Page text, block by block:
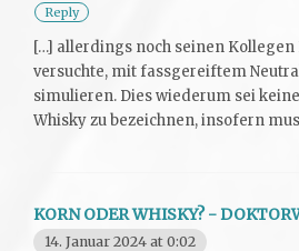
Reply
[…] allerdings noch seinen Kollegen
versuchte, mit fassgereiftem
simulieren. Dies wiederum sei
Whisky zu bezeichnen, insofern
KORN ODER WHISKY? -
14. Januar 2024 at 0:02